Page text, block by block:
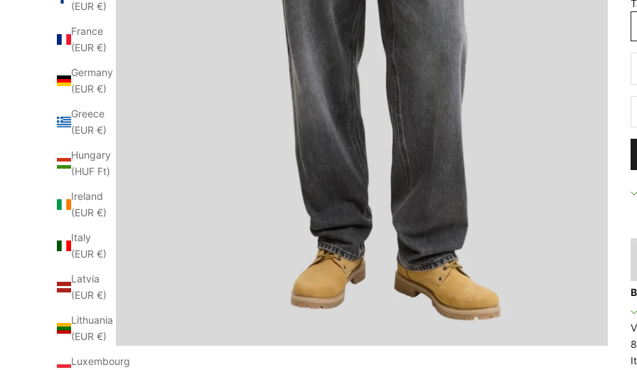
(EUR €)
France
(EUR €)
Germany
(EUR €)
Greece
(EUR €)
Hungary
(HUF Ft)
Ireland
(EUR €)
Italy
(EUR €)
Latvia
(EUR €)
Lithuania
(EUR €)
Luxembourg